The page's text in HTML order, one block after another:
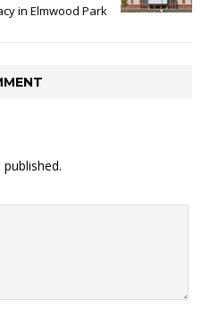
in Elmwood Park